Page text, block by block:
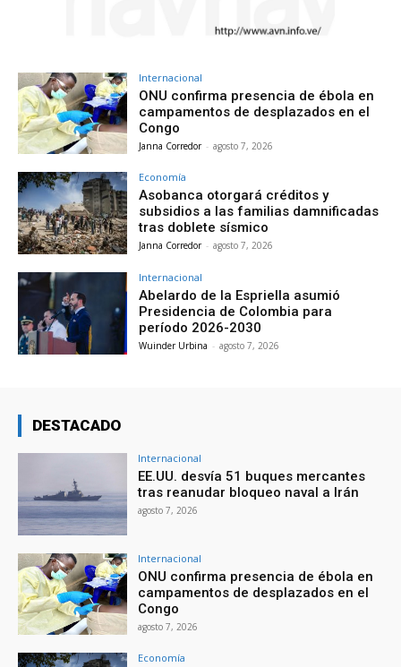
Internacional
ONU confirma presencia de ébola en
campamentos de desplazados en el
Congo
Janna Corredor - agosto 7, 2026
Economía
Asobanca otorgará créditos y
subsidios a las familias damnificadas
tras doblete sísmico
Janna Corredor - agosto 7, 2026
Internacional
Abelardo de la Espriella asumió
Presidencia de Colombia para
período 2026-2030
Wuinder Urbina - agosto 7, 2026
DESTACADO
Internacional
EE.UU. desvía 51 buques mercantes
tras reanudar bloqueo naval a Irán
agosto 7, 2026
Internacional
ONU confirma presencia de ébola en
campamentos de desplazados en el
Congo
agosto 7, 2026
Economía